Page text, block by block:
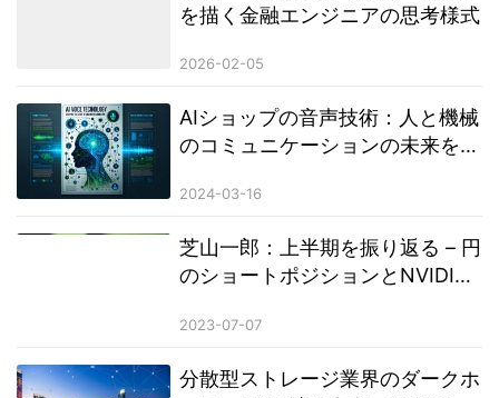
を描く金融エンジニアの思考様式
2026-02-05
AIショップの音声技術：人と機械
のコミュニケーションの未来を再
2024-03-16
芝山一郎：上半期を振り返る – 円
のショートポジションとNVIDIA
トップ2に
2023-07-07
分散型ストレージ業界のダークホ